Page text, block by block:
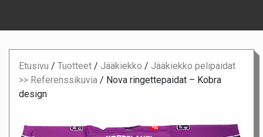
Etusivu / Tuotteet / Jääkiekko / Jääkiekko pelipaidat
>> Referenssikuvia / Nova ringettepaidat – Kobra
design